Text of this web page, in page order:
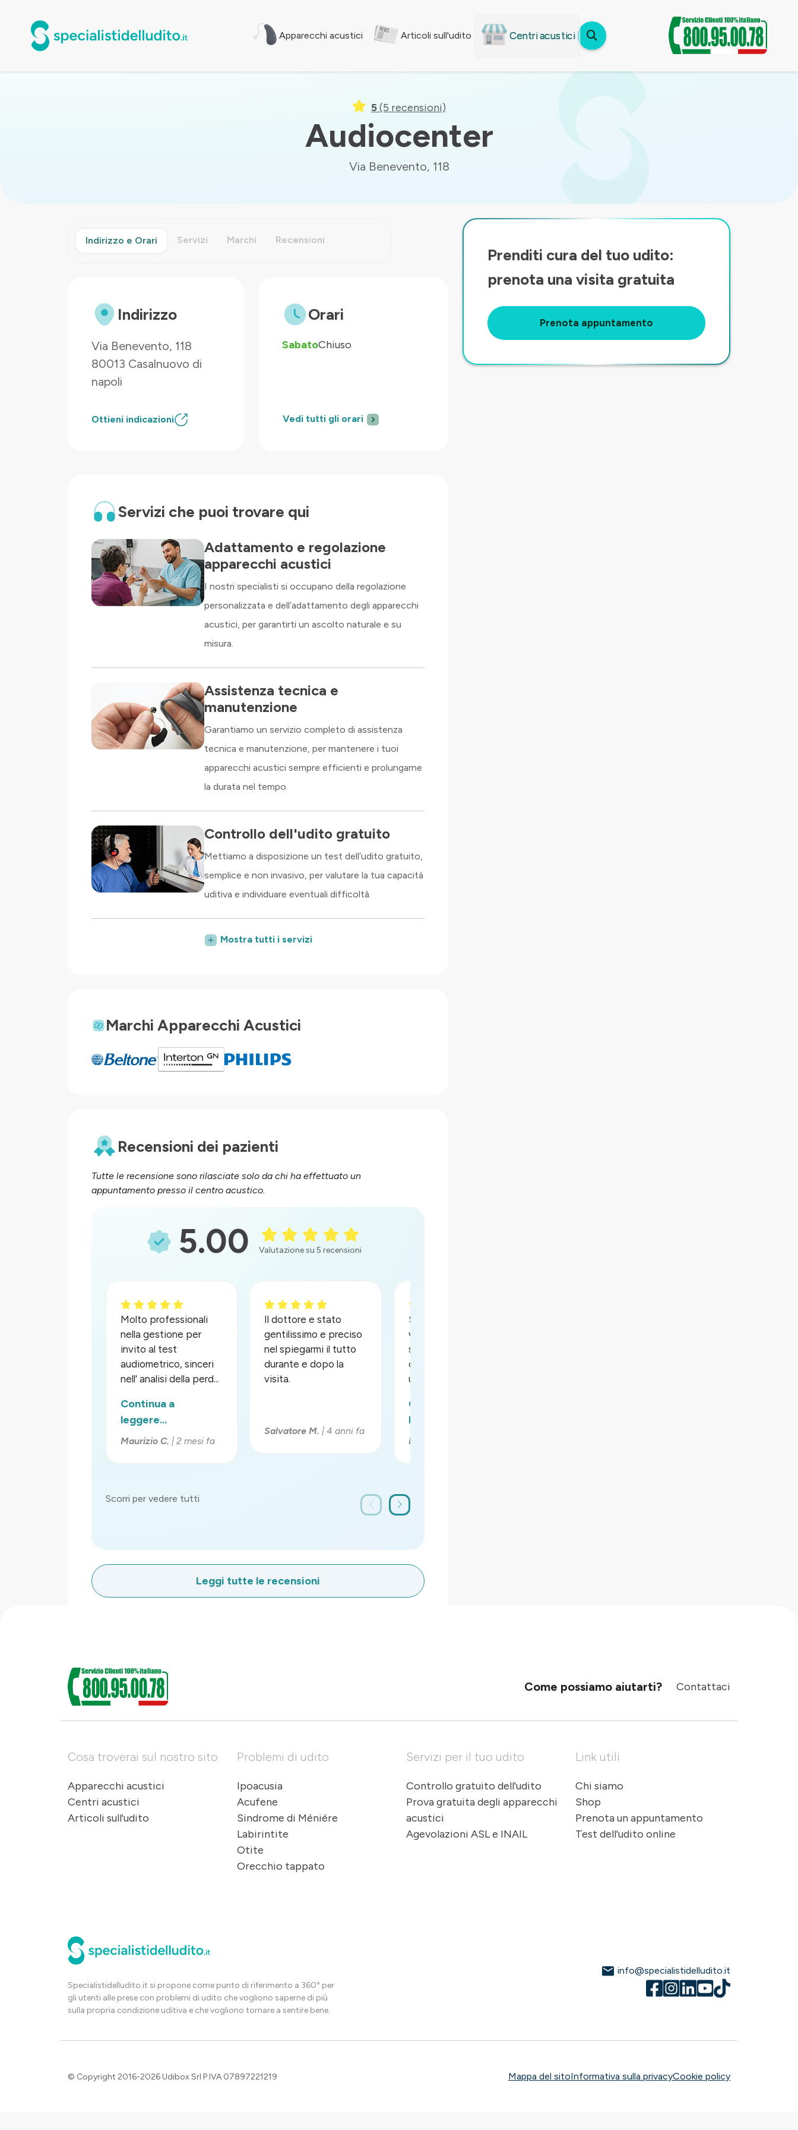
Apparecchi acustici Articoli sull'udito Centri acustici
5(5 recensioni)
Audiocenter
Via Benevento, 118
Indirizzo e Orari Servizi Marchi Recensioni
Indirizzo
Via Benevento, 118
80013 Casalnuovo di
napoli
Ottieni indicazioni
Orari
SabatoChiuso
Vedi tutti gli orari
Servizi che puoi trovare qui
Adattamento e regolazione
apparecchi acustici
I nostri specialisti si occupano della regolazione
personalizzata e dell’adattamento degli apparecchi
acustici, per garantirti un ascolto naturale e su
misura.
Assistenza tecnica e
manutenzione
Garantiamo un servizio completo di assistenza
tecnica e manutenzione, per mantenere i tuoi
apparecchi acustici sempre efficienti e prolungarne
la durata nel tempo.
Controllo dell'udito gratuito
Mettiamo a disposizione un test dell’udito gratuito,
semplice e non invasivo, per valutare la tua capacità
uditiva e individuare eventuali difficoltà.
Mostra tutti i servizi
Marchi Apparecchi Acustici
Recensioni dei pazienti
Tutte le recensione sono rilasciate solo da chi ha effettuato un
appuntamento presso il centro acustico.
5.00 Valutazione su 5 recensioni
Molto professionali
nella gestione per
invito al test
audiometrico, sinceri
nell' analisi della perd...
Continua a
leggere...
Maurizio C. | 2 mesi fa
Il dottore e stato
gentilissimo e preciso
nel spiegarmi il tutto
durante e dopo la
visita.
Salvatore M. | 4 anni fa
Sofisticato della
visita,medici
specialisti è cordiali ..
consiglio a tutti per
una visita con loro...
Continua a
leggere...
Nogarino S.
Scorri per vedere tutti
Leggi tutte le recensioni
Prenditi cura del tuo udito:
prenota una visita gratuita
Prenota appuntamento
Come possiamo aiutarti? Contattaci
Cosa troverai sul nostro sito
Apparecchi acustici
Centri acustici
Articoli sull'udito
Problemi di udito
Ipoacusia
Acufene
Sindrome di Méniére
Labirintite
Otite
Orecchio tappato
Servizi per il tuo udito
Controllo gratuito dell'udito
Prova gratuita degli apparecchi
acustici
Agevolazioni ASL e INAIL
Link utili
Chi siamo
Shop
Prenota un appuntamento
Test dell'udito online
Specialistidelludito.it si propone come punto di riferimento a 360° per
gli utenti alle prese con problemi di udito che vogliono saperne di più
sulla propria condizione uditiva e che vogliono tornare a sentire bene.
info@specialistidelludito.it
© Copyright 2016-2026 Udibox Srl P.IVA 07897221219 Mappa del sitoInformativa sulla privacyCookie policy